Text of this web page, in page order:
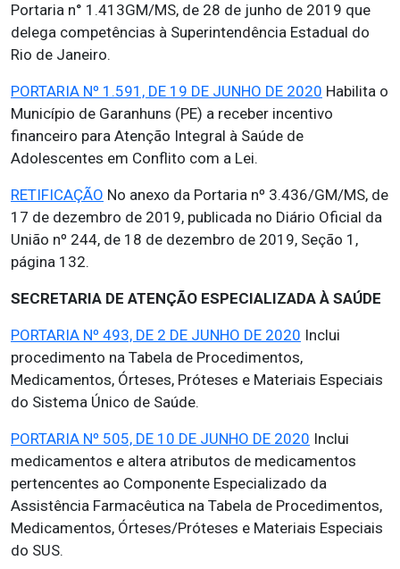
Portaria n° 1.413GM/MS, de 28 de junho de 2019 que
delega competências à Superintendência Estadual do
Rio de Janeiro.
PORTARIA Nº 1.591, DE 19 DE JUNHO DE 2020 Habilita o
Município de Garanhuns (PE) a receber incentivo
financeiro para Atenção Integral à Saúde de
Adolescentes em Conflito com a Lei.
RETIFICAÇÃO No anexo da Portaria nº 3.436/GM/MS, de
17 de dezembro de 2019, publicada no Diário Oficial da
União nº 244, de 18 de dezembro de 2019, Seção 1,
página 132.
SECRETARIA DE ATENÇÃO ESPECIALIZADA À SAÚDE
PORTARIA Nº 493, DE 2 DE JUNHO DE 2020 Inclui
procedimento na Tabela de Procedimentos,
Medicamentos, Órteses, Próteses e Materiais Especiais
do Sistema Único de Saúde.
PORTARIA Nº 505, DE 10 DE JUNHO DE 2020 Inclui
medicamentos e altera atributos de medicamentos
pertencentes ao Componente Especializado da
Assistência Farmacêutica na Tabela de Procedimentos,
Medicamentos, Órteses/Próteses e Materiais Especiais
do SUS.